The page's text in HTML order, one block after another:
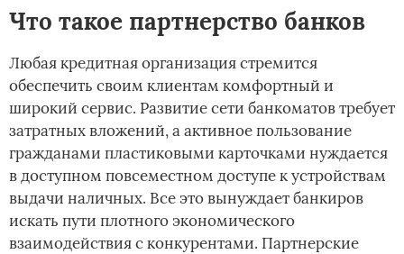
Что такое партнерство банков
Любая кредитная организация стремится
обеспечить своим клиентам комфортный и
широкий сервис. Развитие сети банкоматов требует
затратных вложений, а активное пользование
гражданами пластиковыми карточками нуждается
в доступном повсеместном доступе к устройствам
выдачи наличных. Все это вынуждает банкиров
искать пути плотного экономического
взаимодействия с конкурентами. Партнерские